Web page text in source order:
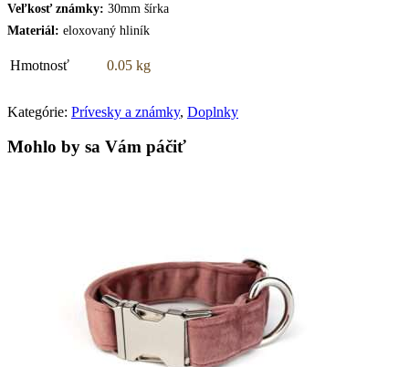
Veľkosť známky: 30mm šírka
Materiál: eloxovaný hliník
Hmotnosť 0.05 kg
Kategórie: Prívesky a známky, Doplnky
Mohlo by sa Vám páčiť